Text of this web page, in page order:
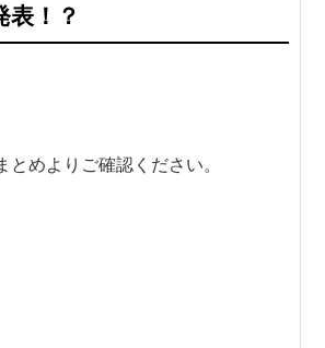
表！？
とめよりご確認ください。